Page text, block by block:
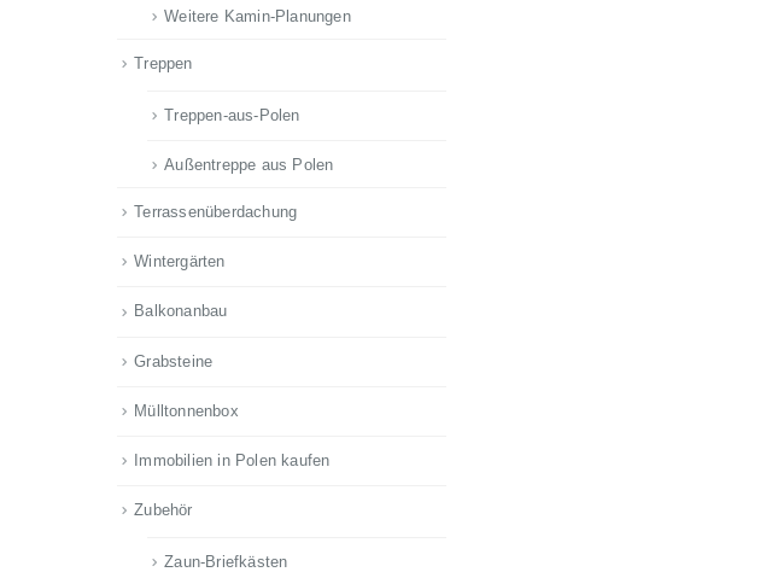
Weitere Kamin-Planungen
Treppen
Treppen-aus-Polen
Außentreppe aus Polen
Terrassenüberdachung
Wintergärten
Balkonanbau
Grabsteine
Mülltonnenbox
Immobilien in Polen kaufen
Zubehör
Zaun-Briefkästen